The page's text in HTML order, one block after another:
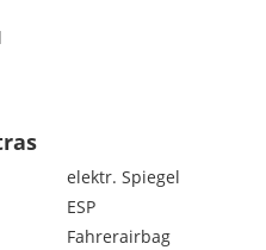
abblendend
elektr. Spiegel
ESP
Fahrerairbag